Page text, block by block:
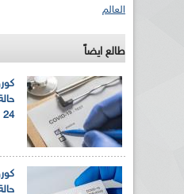
العالم
طالع ايضاً
24 ساعة الأخيرة في الجزائر